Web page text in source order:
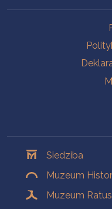
Siedziba
Muzeum
Muzeum